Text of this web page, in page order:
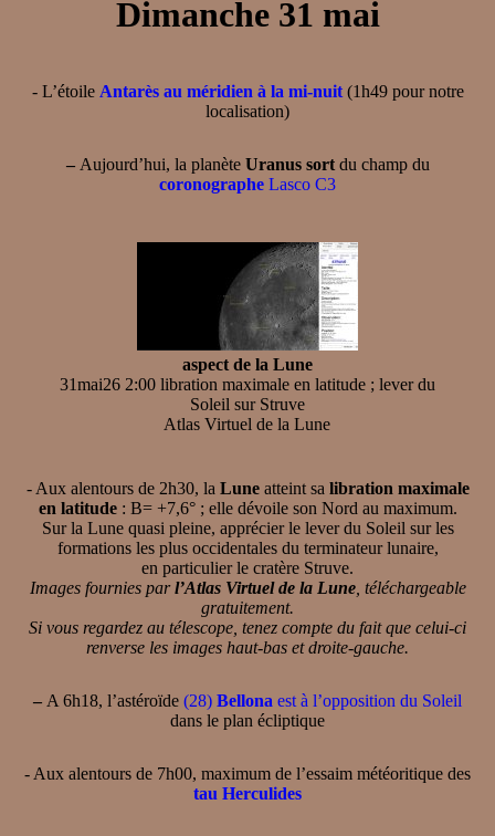
Dimanche 31 mai
- L’étoile Antarès au méridien à la mi-nuit(1h49 pour notre
localisation)
–Aujourd’hui, la planète Uranus sortdu champ du
coronographe Lasco C3
aspect de la Lune
31mai26 2:00 libration maximale en latitude ; lever du
Soleil sur Struve
Atlas Virtuel de la Lune
- Aux alentours de 2h30, la Luneatteint sa libration maximale
en latitude: B= +7,6° ; elle dévoile son Nord au maximum.
Sur la Lune quasi pleine, apprécier le lever du Soleil sur les
formations les plus occidentales du terminateur lunaire,
en particulier le cratère Struve.
Images fournies parl’Atlas Virtuel de la Lune, téléchargeable
gratuitement.
Si vous regardez au télescope, tenez compte du fait que celui-ci
renverse les images haut-bas et droite-gauche.
– A 6h18, l’astéroïde (28) Bellona est à l’opposition du Soleil
dans le plan écliptique
- Aux alentours de 7h00, maximum de l’essaim météoritique des
tau Herculides